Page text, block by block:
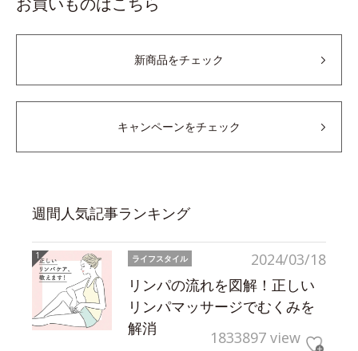
新商品をチェック
キャンペーンをチェック
週間人気記事ランキング
2024/03/18
ライフスタイル
リンパの流れを図解！正しい
リンパマッサージでむくみを
解消
1833897 view